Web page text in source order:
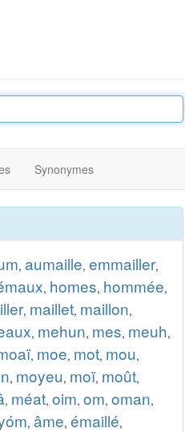
Synonymes
, aumaille, emmailler,
, homes, hommée,
, maillet, maillon,
, mehun, mes, meuh,
, moe, mot, mou,
, moyeu, moï, moût,
, méat, oim, om, oman,
, âme, émaillé,